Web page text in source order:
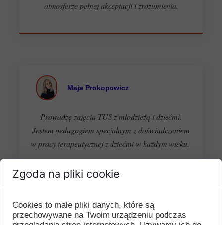
Agnieszka Zygartowicz
Maja Prokopowicz
Prowadzę zajęcia TUS z młodzieżą i dziećmi.
Jestem pedagogiem specjalnym z doświadczeniem
w pracy terapeutycznej z dziećmi w każdym wieku.
atmosferze pełnej akceptacji i zrozumienia.
Zgoda na pliki cookie
Cookies to małe pliki danych, które są
przechowywane na Twoim urządzeniu podczas